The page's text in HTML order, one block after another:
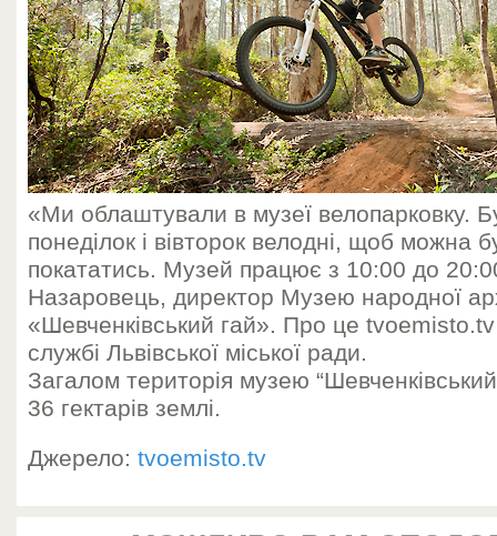
«Ми облаштували в музеї велопарковку.
понеділок і вівторок велодні, щоб можна
покататись. Музей працює з 10:00 до
Назаровець, директор Музею народної
«Шевченківський гай». Про це
службі Львівської міської ради.
Загалом територія музею
36 гектарів землі.
Джерело: tvoemisto.tv